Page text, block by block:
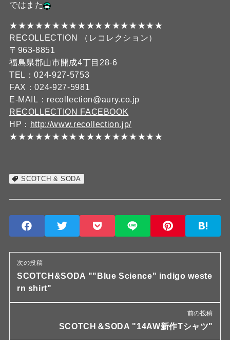
ではまた
★★★★★★★★★★★★★★★★★★
RECOLLECTION （レコレクション）
〒963-8851
福島県郡山市開成4丁目28-6
TEL：024-927-5753
FAX：024-927-5981
E-MAIL：recollection@aury.co.jp
RECOLLECTION FACEBOOK
HP： http://www.recollection.jp/
★★★★★★★★★★★★★★★★★★
SCOTCH & SODA
次の投稿
SCOTCH&SODA ""Blue Science" indigo weste
rn shirt"
前の投稿
SCOTCH＆SODA "14AW新作Tシャツ"